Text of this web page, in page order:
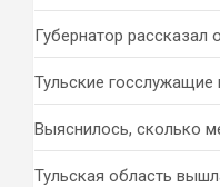
Губернатор рассказал
Тульские госслужащие
Выяснилось, сколько
Тульская область